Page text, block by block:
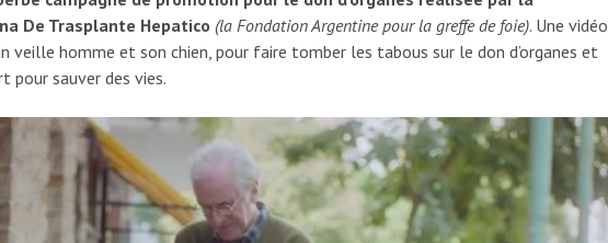
De Trasplante Hepatico (la Fondation Argentine pour la greffe de foie). Une vidéo
veille homme et son chien, pour faire tomber les tabous sur le don d’organes et
pour sauver des vies.